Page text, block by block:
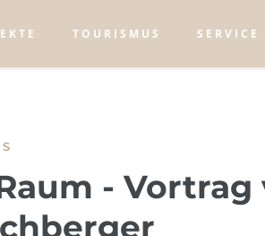
TOURISMUS SERVICE
- Vortrag